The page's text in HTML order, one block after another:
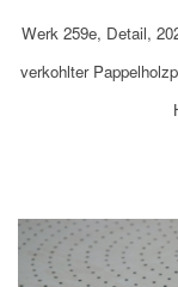
Werk 259e, Detail,
verkohlter